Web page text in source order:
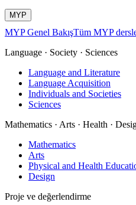
MYP
MYP Genel BakışTüm MYP
Language · Society · Sciences
Language and Literature
Language Acquisition
Individuals and Societies
Sciences
Mathematics · Arts · Health ·
Mathematics
Arts
Physical and Health
Design
Proje ve değerlendirme